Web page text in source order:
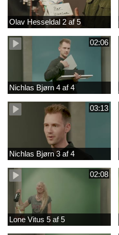
Olav Hesseldal 2 af 5
02:06
Nichlas Bjørn 4 af 4
03:13
Nichlas Bjørn 3 af 4
02:08
Lone Vitus 5 af 5